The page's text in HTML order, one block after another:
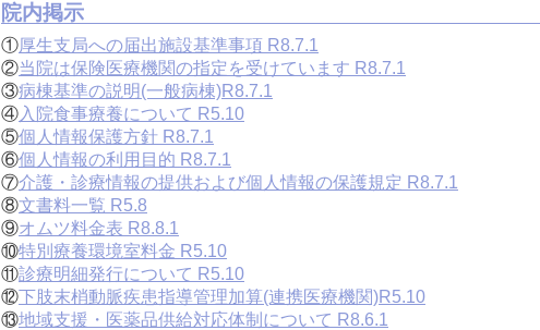
院内掲示
①厚生支局への届出施設基準事項 R8.7.1
②当院は保険医療機関の指定を受けています R8.7.1
③病棟基準の説明(一般病棟)R8.7.1
④入院食事療養について R5.10
⑤個人情報保護方針 R8.7.1
⑥個人情報の利用目的 R8.7.1
⑦介護・診療情報の提供および個人情報の保護規定 R8.7.1
⑧文書料一覧 R5.8
⑨オムツ料金表 R8.8.1
⑩特別療養環境室料金 R5.10
⑪診療明細発行について R5.10
⑫下肢末梢動脈疾患指導管理加算(連携医療機関)R5.10
⑬地域支援・医薬品供給対応体制について R8.6.1